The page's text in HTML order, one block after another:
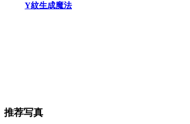
Y紋生成魔法
推荐写真